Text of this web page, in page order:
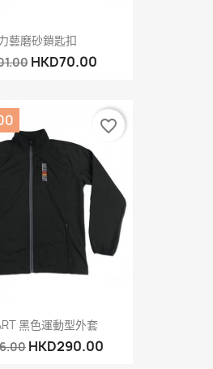
藝磨砂鎖匙扣
HKD70.00
黑色運動型外套
HKD290.00
favorite_border